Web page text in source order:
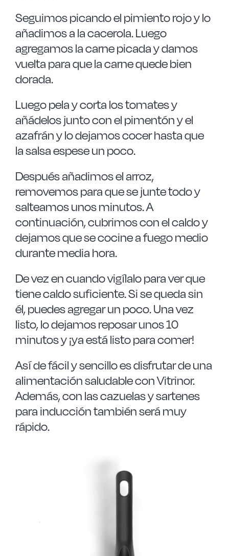
Seguimos picando el pimiento rojo y lo
añadimos a la cacerola. Luego
agregamos la carne picada y damos
vuelta para que la carne quede bien
dorada.
Luego pela y corta los tomates y
añádelos junto con el pimentón y el
azafrán y lo dejamos cocer hasta que
la salsa espese un poco.
Después añadimos el arroz,
removemos para que se junte todo y
salteamos unos minutos. A
continuación, cubrimos con el caldo y
dejamos que se cocine a fuego medio
durante media hora.
De vez en cuando vigílalo para ver que
tiene caldo suficiente. Si se queda sin
él, puedes agregar un poco. Una vez
listo, lo dejamos reposar unos 10
minutos y ¡ya está listo para comer!
Así de fácil y sencillo es disfrutar de una
alimentación saludable con Vitrinor.
Además, con las cazuelas y sartenes
para inducción también será muy
rápido.